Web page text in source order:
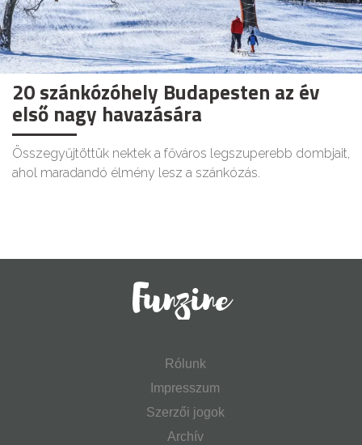
20 szánkózóhely Budapesten az év
első nagy havazására
Összegyűjtöttük nektek a főváros legszuperebb dombjait,
ahol maradandó élmény lesz a szánkózás.
Rólunk
Impresszum
Szerzői jogok
Archív